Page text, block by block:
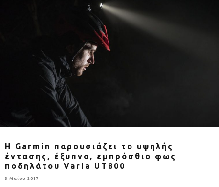
Η Garmin παρουσιάζει το υψηλής
έντασης, έξυπνο, εμπρόσθιο φως
ποδηλάτου Varia UT800
3 Μαΐου 2017